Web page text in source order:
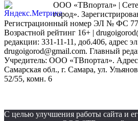
ООО «ТВпортал» |
город».
Регистрационный номер ЭЛ № ФС 77
Возрастной рейтинг 16+ |
редакции: 331-11-11, доб.406, адрес
drugoigorod@gmail.com. Главный
Учредитель: ООО «ТВпортал». Адрес
Самарская обл., г. Самара, ул.
52/55, комн. 6
С целью улучшения работы сайта и